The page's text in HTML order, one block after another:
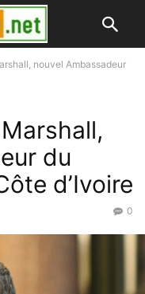
nouvel Ambassadeur
du
d’Ivoire
0